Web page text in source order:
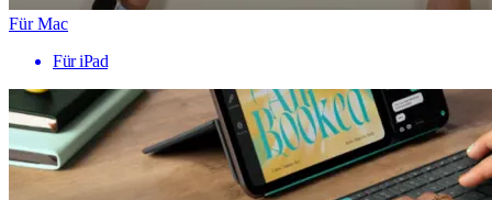
Für Mac
Für iPad